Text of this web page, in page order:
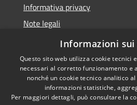
Informativa privacy
Note legali
Dichiarazione di accessibilità
Informazioni sui
Questo sito web utilizza cookie tecnici
necessari al corretto funzionamento e
nonché un cookie tecnico analitico
informazioni statistiche,
Per maggiori dettagli, può consultare la